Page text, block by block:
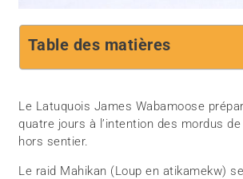
Table des matières
Le Latuquois James Wabamoose
quatre jours à l’intention des mordus
hors sentier.
Le raid Mahikan (Loup en atikamekw)